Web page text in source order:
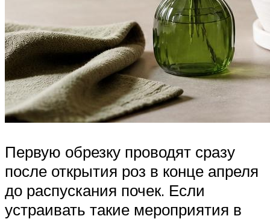
Первую обрезку проводят сразу
после открытия роз в конце апреля
до распускания почек. Если
устраивать такие мероприятия в